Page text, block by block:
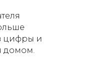
цифры и
домом.